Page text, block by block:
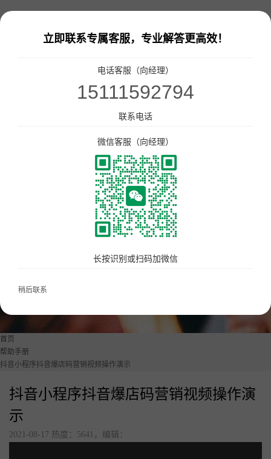
餐饮门店收银管理系统
智汇商场数字化解决方案
商场快速招商！
统一会员、营销管理 统一收银
收银软硬件全套支持
配套硬件产品：
首页
帮助手册
抖音小程序抖音爆店码营销视频操作演示
抖音小程序抖音爆店码营销视频操作演
示
2021-08-17 热度：5641，编辑：
立即联系专属客服，专业解答更高效！
电话客服（向经理）
15111592794
联系电话
微信客服（向经理）
长按识别或扫码加微信
稍后联系